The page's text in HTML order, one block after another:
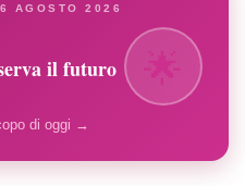
AGOSTO 2026
il futuro
di oggi →